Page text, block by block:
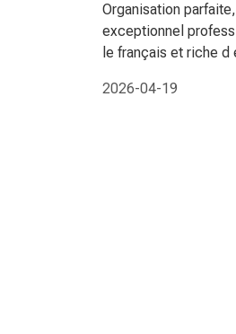
Organisation
exceptionnel
le français et riche d
2026-04-19